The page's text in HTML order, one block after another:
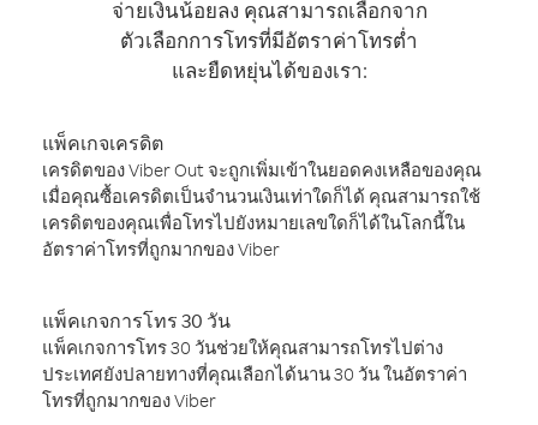
จ่ายเงินน้อยลง คุณสามารถเลือกจาก
ตัวเลือกการโทรที่มีอัตราค่าโทรต่ำ
และยืดหยุ่นได้ของเรา:
แพ็คเกจเครดิต
เครดิตของ Viber Out จะถูกเพิ่มเข้าในยอดคงเหลือของคุณ
เมื่อคุณซื้อเครดิตเป็นจำนวนเงินเท่าใดก็ได้ คุณสามารถใช้
เครดิตของคุณเพื่อโทรไปยังหมายเลขใดก็ได้ในโลกนี้ใน
อัตราค่าโทรที่ถูกมากของ Viber
แพ็คเกจการโทร 30 วัน
แพ็คเกจการโทร 30 วันช่วยให้คุณสามารถโทรไปต่าง
ประเทศยังปลายทางที่คุณเลือกได้นาน 30 วัน ในอัตราค่า
โทรที่ถูกมากของ Viber